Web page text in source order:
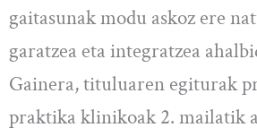
gaitasunak modu askoz ere
garatzea eta integratzea
Gainera, tituluaren egiturak
praktika klinikoak 2. mailatik